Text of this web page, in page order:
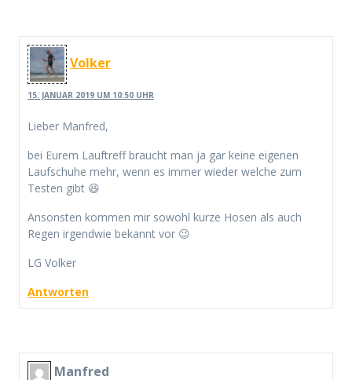
Volker
15. JANUAR 2019 UM 10:50 UHR
Lieber Manfred,
bei Eurem Lauftreff braucht man ja gar keine eigenen
Laufschuhe mehr, wenn es immer wieder welche zum
Testen gibt 😆
Ansonsten kommen mir sowohl kurze Hosen als auch
Regen irgendwie bekannt vor 😉
LG Volker
Antworten
Manfred